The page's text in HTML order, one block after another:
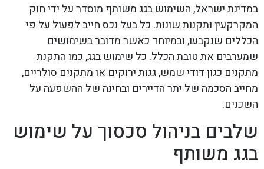
במדינת ישראל, השימוש בגג משותף מוסדר על ידי חוק
המקרקעין ותקנות שונות. כל בעל נכס חייב לפעול על פי
הכללים שנקבעו, ובמיוחד כאשר מדובר בשימושים
שמערבים את טובת הכלל. כל שימוש בגג, כמו התקנת
מתקנים כגון דודי שמש, גגות ירוקים או מתקנים סולריים,
מחייב הסכמה של יתר הדיירים ובחינה של ההשפעה על
השכנים.
שלבים בניהול סכסוך על שימוש
בגג משותף